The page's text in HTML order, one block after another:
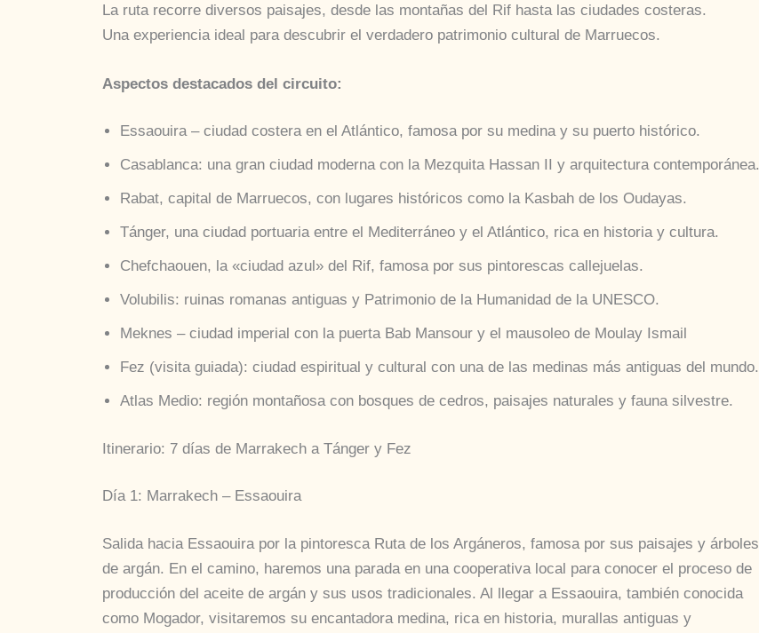
La ruta recorre diversos paisajes, desde las montañas del Rif hasta las ciudades costeras.
Una experiencia ideal para descubrir el verdadero patrimonio cultural de Marruecos.
Aspectos destacados del circuito:
Essaouira – ciudad costera en el Atlántico, famosa por su medina y su puerto histórico.
Casablanca: una gran ciudad moderna con la Mezquita Hassan II y arquitectura contemporánea.
Rabat, capital de Marruecos, con lugares históricos como la Kasbah de los Oudayas.
Tánger, una ciudad portuaria entre el Mediterráneo y el Atlántico, rica en historia y cultura.
Chefchaouen, la «ciudad azul» del Rif, famosa por sus pintorescas callejuelas.
Volubilis: ruinas romanas antiguas y Patrimonio de la Humanidad de la UNESCO.
Meknes – ciudad imperial con la puerta Bab Mansour y el mausoleo de Moulay Ismail
Fez (visita guiada): ciudad espiritual y cultural con una de las medinas más antiguas del mundo.
Atlas Medio: región montañosa con bosques de cedros, paisajes naturales y fauna silvestre.
Itinerario: 7 días de Marrakech a Tánger y Fez
Día 1: Marrakech – Essaouira
Salida hacia Essaouira por la pintoresca Ruta de los Argáneros, famosa por sus paisajes y árboles
de argán. En el camino, haremos una parada en una cooperativa local para conocer el proceso de
producción del aceite de argán y sus usos tradicionales. Al llegar a Essaouira, también conocida
como Mogador, visitaremos su encantadora medina, rica en historia, murallas antiguas y